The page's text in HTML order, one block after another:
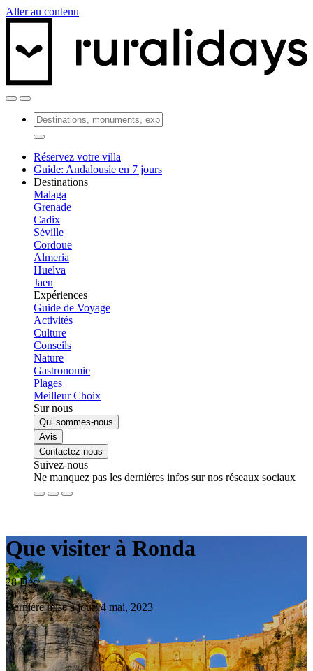
Aller au contenu
Réservez votre villa
Guide: Andalousie en 7 jours
Destinations
Malaga
Grenade
Cadix
Séville
Cordoue
Almeria
Huelva
Jaen
Expériences
Guide de Voyage
Activités
Culture
Conseils
Nature
Gastronomie
Plages
Meilleur Choix
Sur nous
Qui sommes-nous
Avis
Contactez-nous
Suivez-nous
Ne manquez pas les dernières infos sur nos réseaux sociaux
Que visiter à Ronda
28 Déc
2015
Dernière mise à jour: 4 mai, 2023